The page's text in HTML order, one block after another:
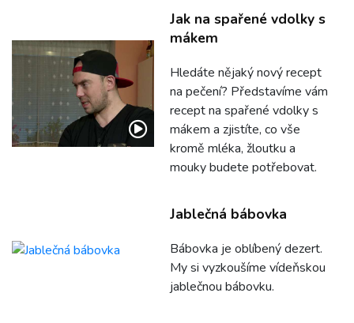
Jak na spařené vdolky s
mákem
Hledáte nějaký nový recept
na pečení? Představíme vám
recept na spařené vdolky s
mákem a zjistíte, co vše
kromě mléka, žloutku a
mouky budete potřebovat.
Jablečná bábovka
Bábovka je oblíbený dezert.
My si vyzkoušíme vídeňskou
jablečnou bábovku.